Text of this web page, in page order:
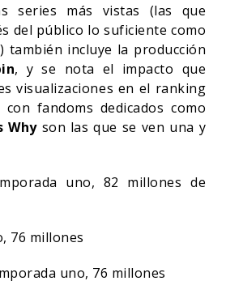
series más vistas (las que
del público lo suficiente como
también incluye la producción
, y se nota el impacto que
visualizaciones en el ranking
fandoms dedicados como
Why son las que se ven una y
uno, 82 millones de
76 millones
uno, 76 millones